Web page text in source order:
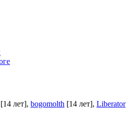
[14 лет], bogomolth [14 лет], Liberator